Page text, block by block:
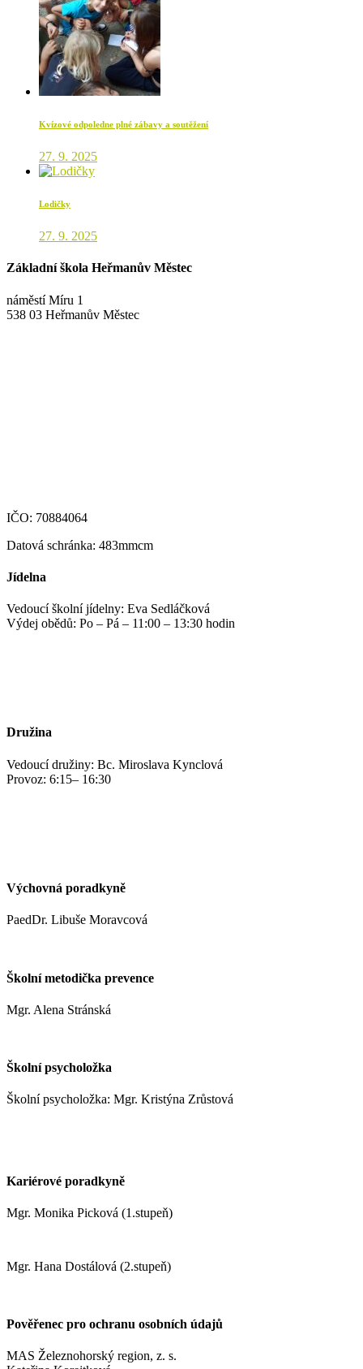
Kvízové odpoledne plné zábavy a soutěžení
27. 9. 2025
Lodičky
27. 9. 2025
Základní škola Heřmanův Městec
náměstí Míru 1
538 03 Heřmanův Městec
IČO: 70884064
Datová schránka: 483mmcm
Jídelna
Vedoucí školní jídelny: Eva Sedláčková
Výdej obědů: Po – Pá – 11:00 – 13:30 hodin
Družina
Vedoucí družiny: Bc. Miroslava Kynclová
Provoz: 6:15– 16:30
Výchovná poradkyně
PaedDr. Libuše Moravcová
Školní metodička prevence
Mgr. Alena Stránská
Školní psycholožka
Školní psycholožka: Mgr. Kristýna Zrůstová
Kariérové poradkyně
Mgr. Monika Picková (1.stupeň)
Mgr. Hana Dostálová (2.stupeň)
Pověřenec pro ochranu osobních údajů
MAS Železnohorský region, z. s.